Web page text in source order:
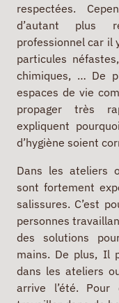
respectées.
d’autant plus
professionnel car il
particules
chimiques, … De
espaces de vie
propager très
expliquent
d’hygiène soient
Dans les ateliers
sont fortement
salissures. C’est
personnes
des solutions
mains. De plus, Il
dans les ateliers
arrive l’été. Pour